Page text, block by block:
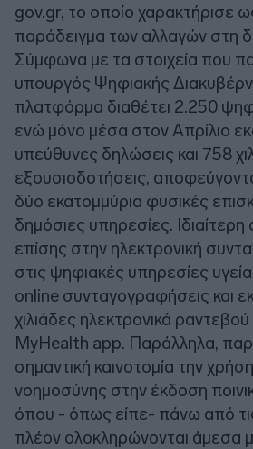
gov.gr, το οποίο χαρακτήρισε
παράδειγμα των αλλαγών στη
Σύμφωνα με τα στοιχεία που
υπουργός Ψηφιακής
πλατφόρμα διαθέτει 2.250
ενώ μόνο μέσα στον Απρίλιο
υπεύθυνες δηλώσεις και 758
εξουσιοδοτήσεις,
δύο εκατομμύρια φυσικές
δημόσιες υπηρεσίες.
επίσης στην ηλεκτρονική
στις ψηφιακές υπηρεσίες
online συνταγογραφήσεις και
χιλιάδες ηλεκτρονικά
MyHealth app. Παράλληλα,
σημαντική καινοτομία την
νοημοσύνης στην έκδοση
όπου - όπως είπε- πάνω από
πλέον ολοκληρώνονται άμεσα